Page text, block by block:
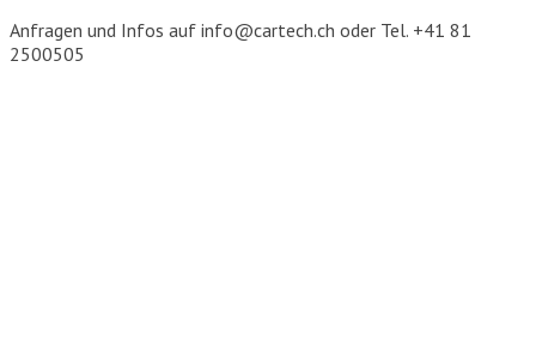
Anfragen und Infos auf info@cartech.ch oder Tel. +41 81
2500505